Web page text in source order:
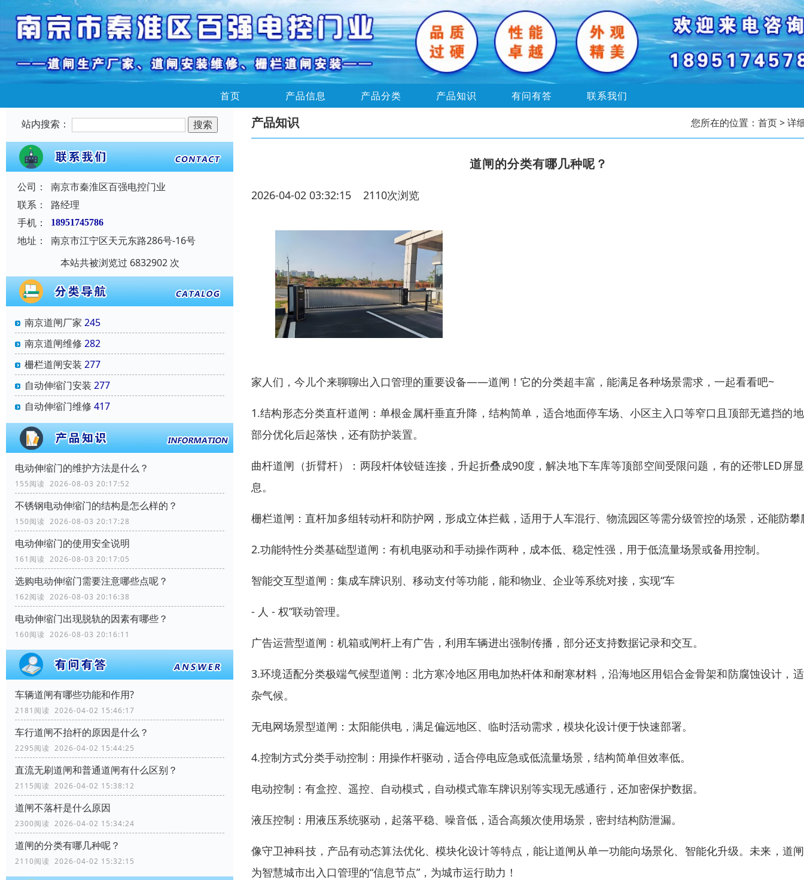
首页 产品信息 产品分类 产品知识 有问有答 联系我们
站内搜索：
公司：
南京市秦淮区百强电控门业
联系：
路经理
手机：
18951745786
地址：
南京市江宁区天元东路286号-16号
本站共被浏览过 6832902 次
南京道闸厂家 245
南京道闸维修 282
栅栏道闸安装 277
自动伸缩门安装 277
自动伸缩门维修 417
电动伸缩门的维护方法是什么？
155阅读 2026-08-03 20:17:52
不锈钢电动伸缩门的结构是怎么样的？
150阅读 2026-08-03 20:17:28
电动伸缩门的使用安全说明
161阅读 2026-08-03 20:17:05
选购电动伸缩门需要注意哪些点呢？
162阅读 2026-08-03 20:16:38
电动伸缩门出现脱轨的因素有哪些？
160阅读 2026-08-03 20:16:11
车辆道闸有哪些功能和作用?
2181阅读 2026-04-02 15:46:17
车行道闸不抬杆的原因是什么？
2295阅读 2026-04-02 15:44:25
直流无刷道闸和普通道闸有什么区别？
2115阅读 2026-04-02 15:38:12
道闸不落杆是什么原因
2300阅读 2026-04-02 15:34:24
道闸的分类有哪几种呢？
2110阅读 2026-04-02 15:32:15
产品知识 您所在的位置： 首页> 详
道闸的分类有哪几种呢？
2026-04-02 03:32:15 2110次浏览
家人们，今儿个来聊聊出入口管理的重要设备——道闸！它的分类超丰富，能满足各种场景需求，一起看看吧~
1.结构形态分类直杆道闸：单根金属杆垂直升降，结构简单，适合地面停车场、小区主入口等窄口且顶部无遮挡的
部分优化后起落快，还有防护装置。
曲杆道闸（折臂杆）：两段杆体铰链连接，升起折叠成90度，解决地下车库等顶部空间受限问题，有的还带LED屏
息。
栅栏道闸：直杆加多组转动杆和防护网，形成立体拦截，适用于人车混行、物流园区等需分级管控的场景，还能防攀
2.功能特性分类基础型道闸：有机电驱动和手动操作两种，成本低、稳定性强，用于低流量场景或备用控制。
智能交互型道闸：集成车牌识别、移动支付等功能，能和物业、企业等系统对接，实现“车
- 人 - 权”联动管理。
广告运营型道闸：机箱或闸杆上有广告，利用车辆进出强制传播，部分还支持数据记录和交互。
3.环境适配分类极端气候型道闸：北方寒冷地区用电加热杆体和耐寒材料，沿海地区用铝合金骨架和防腐蚀设计，
杂气候。
无电网场景型道闸：太阳能供电，满足偏远地区、临时活动需求，模块化设计便于快速部署。
4.控制方式分类手动控制：用操作杆驱动，适合停电应急或低流量场景，结构简单但效率低。
电动控制：有盒控、遥控、自动模式，自动模式靠车牌识别等实现无感通行，还加密保护数据。
液压控制：用液压系统驱动，起落平稳、噪音低，适合高频次使用场景，密封结构防泄漏。
像守卫神科技，产品有动态算法优化、模块化设计等特点，能让道闸从单一功能向场景化、智能化升级。未来，道
为智慧城市出入口管理的“信息节点”，为城市运行助力！